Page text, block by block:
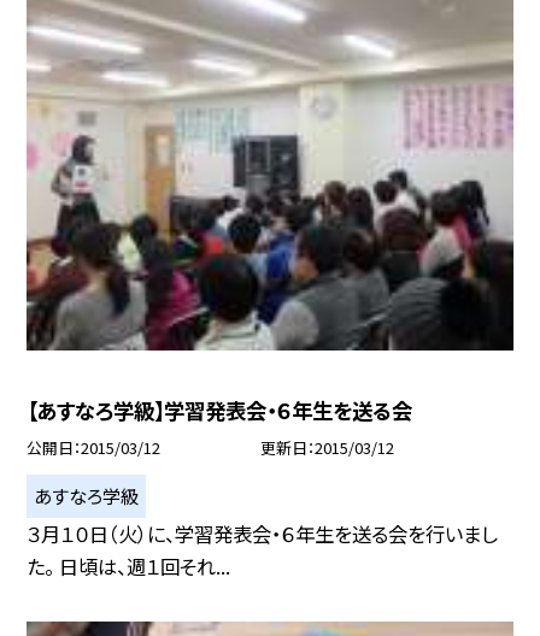
【あすなろ学級】学習発表会・６年生を送る会
公開日 2015/03/12 更新日 2015/03/12
あすなろ学級
３月１０日（火）に、学習発表会・６年生を送る会を行いまし
た。 日頃は、週１回それ...